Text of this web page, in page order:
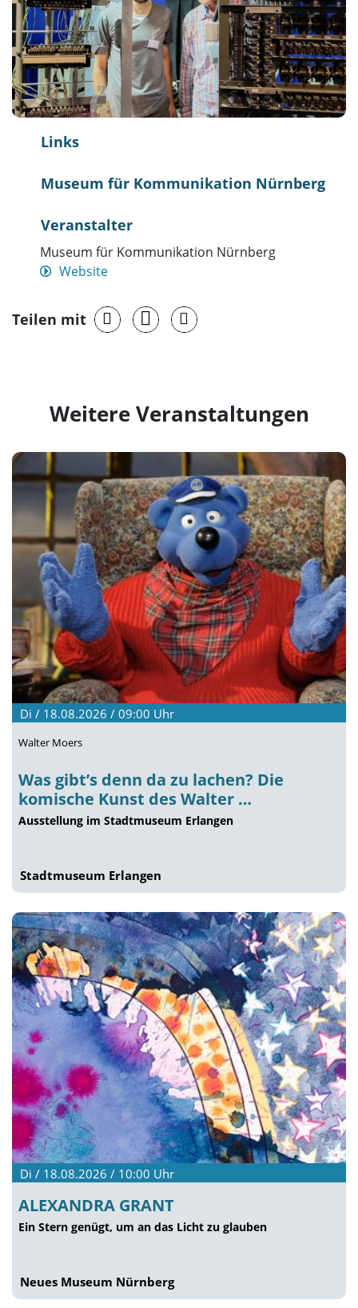
Links
Museum für Kommunikation Nürnberg
Veranstalter
Museum für Kommunikation Nürnberg
Website
Teilen mit
Weitere Veranstaltungen
Di / 18.08.2026 / 09:00 Uhr
Walter Moers
Was gibt’s denn da zu lachen? Die
komische Kunst des Walter …
Ausstellung im Stadtmuseum Erlangen
Stadtmuseum Erlangen
Di / 18.08.2026 / 10:00 Uhr
ALEXANDRA GRANT
Ein Stern genügt, um an das Licht zu glauben
Neues Museum Nürnberg